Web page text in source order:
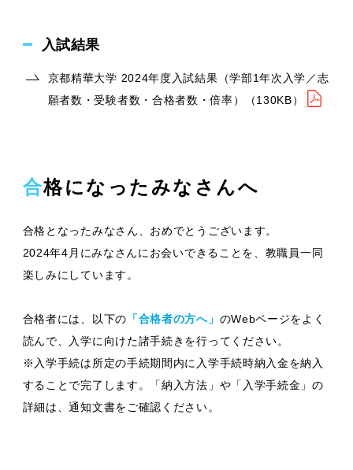
入試結果
京都精華⼤学 2024年度入試結果（学部1年次入学／志
願者数・受験者数・合格者数・倍率）（130KB）
合格になったみなさんへ
合格となったみなさん、おめでとうございます。
2024年4月にみなさんにお会いできることを、教職員一同
楽しみにしています。
合格者には、以下の 「合格者の方へ」 のWebページをよく
読んで、入学に向けた諸手続きを行ってください。
※入学手続は所定の手続期間内に入学手続時納入金を納入
することで完了します。「納入方法」や「入学手続金」の
詳細は、通知文書をご確認ください。